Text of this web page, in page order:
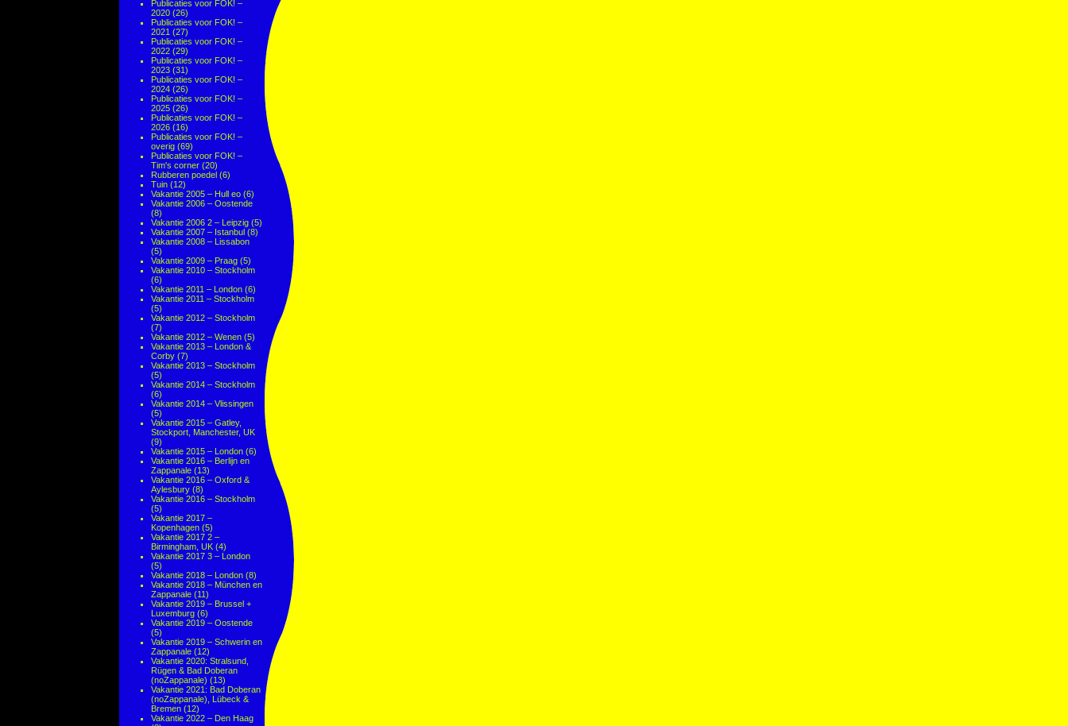
Publicaties voor FOK! –
2020 (26)
Publicaties voor FOK! –
2021 (27)
Publicaties voor FOK! –
2022 (29)
Publicaties voor FOK! –
2023 (31)
Publicaties voor FOK! –
2024 (26)
Publicaties voor FOK! –
2025 (26)
Publicaties voor FOK! –
2026 (16)
Publicaties voor FOK! –
overig (69)
Publicaties voor FOK! –
Tim's corner (20)
Rubberen poedel (6)
Tuin (12)
Vakantie 2005 – Hull eo (6)
Vakantie 2006 – Oostende
(8)
Vakantie 2006 2 – Leipzig (5)
Vakantie 2007 – Istanbul (8)
Vakantie 2008 – Lissabon
(5)
Vakantie 2009 – Praag (5)
Vakantie 2010 – Stockholm
(6)
Vakantie 2011 – London (6)
Vakantie 2011 – Stockholm
(5)
Vakantie 2012 – Stockholm
(7)
Vakantie 2012 – Wenen (5)
Vakantie 2013 – London &
Corby (7)
Vakantie 2013 – Stockholm
(5)
Vakantie 2014 – Stockholm
(6)
Vakantie 2014 – Vlissingen
(5)
Vakantie 2015 – Gatley,
Stockport, Manchester, UK
(9)
Vakantie 2015 – London (6)
Vakantie 2016 – Berlijn en
Zappanale (13)
Vakantie 2016 – Oxford &
Aylesbury (8)
Vakantie 2016 – Stockholm
(5)
Vakantie 2017 –
Kopenhagen (5)
Vakantie 2017 2 –
Birmingham, UK (4)
Vakantie 2017 3 – London
(5)
Vakantie 2018 – London (8)
Vakantie 2018 – München en
Zappanale (11)
Vakantie 2019 – Brussel +
Luxemburg (6)
Vakantie 2019 – Oostende
(5)
Vakantie 2019 – Schwerin en
Zappanale (12)
Vakantie 2020: Stralsund,
Rügen & Bad Doberan
(noZappanale) (13)
Vakantie 2021: Bad Doberan
(noZappanale), Lübeck &
Bremen (12)
Vakantie 2022 – Den Haag